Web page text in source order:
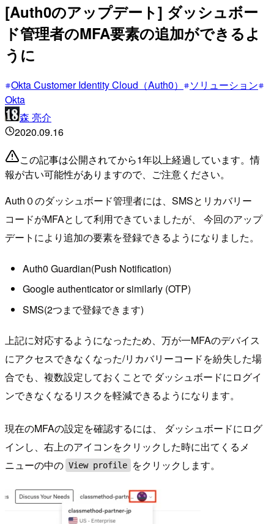
[Auth0のアップデート] ダッシュボー
ド管理者のMFA要素の追加ができるよ
うに
Okta Customer Identity Cloud（Auth0）
ソリューション
Okta
森 亮介
2020.09.16
この記事は公開されてから1年以上経過しています。情
報が古い可能性がありますので、ご注意ください。
Auth０のダッシュボード管理者には、SMSとリカバリー
コードがMFAとして利用できていましたが、 今回のアップ
デートにより追加の要素を登録できるようになりました。
Auth0 Guardian(Push Notification)
Google authenticator or similarly (OTP)
SMS(2つまで登録できます)
上記に対応するようになったため、万が一MFAのデバイス
にアクセスできなくなった/リカバリーコードを紛失した場
合でも、複数設定しておくことで ダッシュボードにログイ
ンできなくなるリスクを軽減できるようになります。
現在のMFAの設定を確認するには、 ダッシュボードにログ
インし、右上のアイコンをクリックした時に出てくるメ
ニューの中の View profile をクリックします。